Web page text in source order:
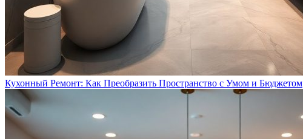
Кухонный Ремонт: Как Преобразить Пространство с Умом и Бюджетом